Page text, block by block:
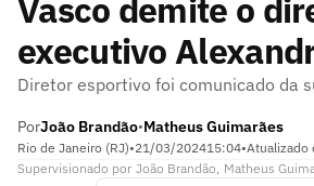
Vasco demite o
executivo
Diretor esportivo foi comunicado da
PorJoão Brandão•Matheus Guimarães
Rio de Janeiro (RJ)•21/03/202415:04•Atualizado
Supervisionado por João Brandão, Matheus